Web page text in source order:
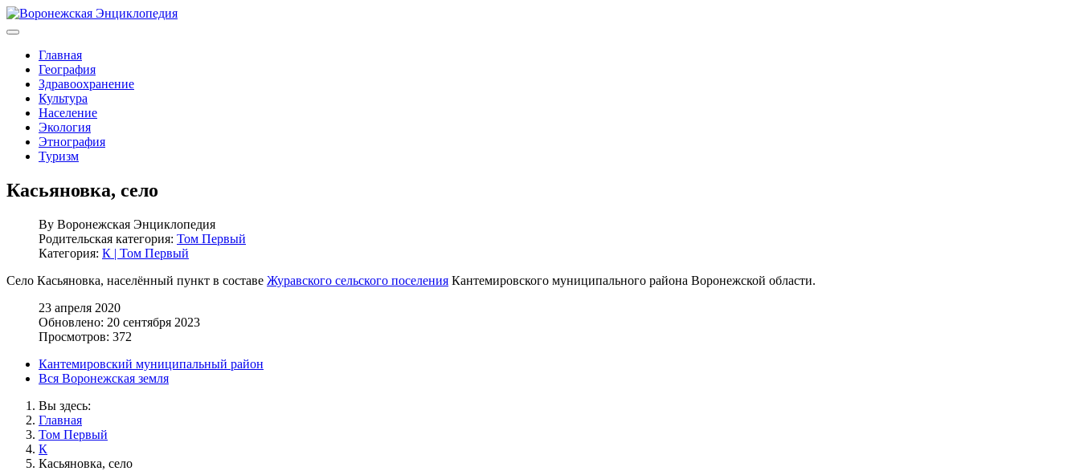
Главная
География
Здравоохранение
Культура
Население
Экология
Этнография
Туризм
Касьяновка, село
By Воронежская Энциклопедия
Родительская категория: Том Первый
Категория: К | Том Первый
Село Касьяновка, населённый пункт в составе Журавского сельского поселения Кантемировского муниципального района Воронежской области.
23 апреля 2020
Обновлено: 20 сентября 2023
Просмотров: 372
Кантемировский муниципальный район
Вся Воронежская земля
Вы здесь:
Главная
Том Первый
К
Касьяновка, село